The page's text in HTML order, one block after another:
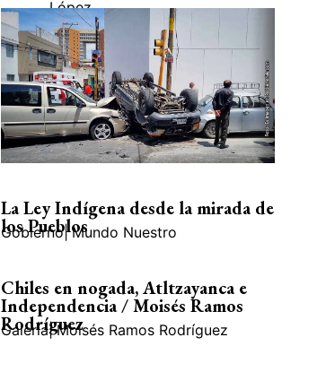
López
La Ley Indígena desde la mirada de
los Pueblos
Gobierno| Mundo Nuestro
Chiles en nogada, Atltzayanca e
Independencia / Moisés Ramos
Rodríguez
Galería| Moisés Ramos Rodríguez